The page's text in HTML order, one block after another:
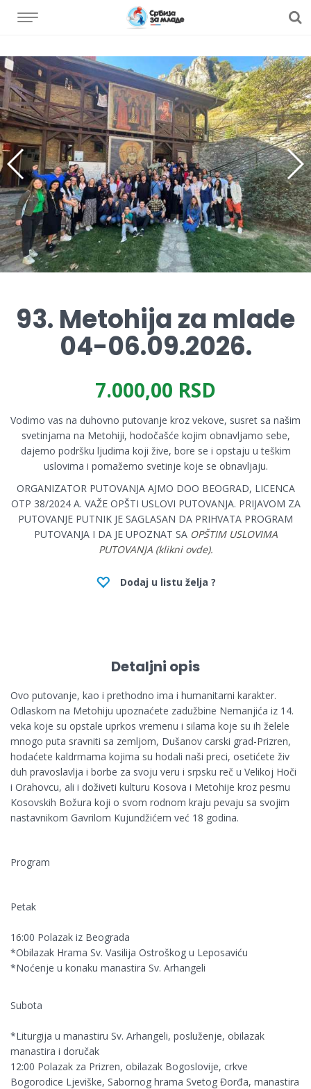
93. Metohija za mlade
04-06.09.2026.
7.000,00 RSD
Vodimo vas na duhovno putovanje kroz vekove, susret sa našim
svetinjama na Metohiji, hodočašće kojim obnavljamo sebe,
dajemo podršku ljudima koji žive, bore se i opstaju u teškim
uslovima i pomažemo svetinje koje se obnavljaju.
ORGANIZATOR PUTOVANJA AJMO DOO BEOGRAD, LICENCA
OTP 38/2024 A. VAŽE OPŠTI USLOVI PUTOVANJA. PRIJAVOM ZA
PUTOVANJE PUTNIK JE SAGLASAN DA PRIHVATA PROGRAM
PUTOVANJA I DA JE UPOZNAT SA OPŠTIM USLOVIMA
PUTOVANJA (klikni ovde).
Dodaj u listu želja ?
Detaljni opis
Ovo putovanje, kao i prethodno ima i humanitarni karakter.
Odlaskom na Metohiju upoznaćete zadužbine Nemanjića iz 14.
veka koje su opstale uprkos vremenu i silama koje su ih želele
mnogo puta sravniti sa zemljom, Dušanov carski grad-Prizren,
hodaćete kaldrmama kojima su hodali naši preci, osetićete živ
duh pravoslavlja i borbe za svoju veru i srpsku reč u Velikoj Hoči
i Orahovcu, ali i doživeti kulturu Kosova i Metohije kroz pesmu
Kosovskih Božura koji o svom rodnom kraju pevaju sa svojim
nastavnikom Gavrilom Kujundžićem već 18 godina.
Program
Petak
16:00 Polazak iz Beograda
*Obilazak Hrama Sv. Vasilija Ostroškog u Leposaviću
*Noćenje u konaku manastira Sv. Arhangeli
Subota
*Liturgija u manastiru Sv. Arhangeli, posluženje, obilazak
manastira i doručak
12:00 Polazak za Prizren, obilazak Bogoslovije, crkve
Bogorodice Ljeviške, Sabornog hrama Svetog Đorđa, manastira